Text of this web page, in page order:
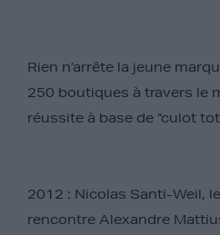
Rien n’arrête la jeune
250 boutiques à travers le
réussite à base de “culot
2012 : Nicolas Santi-Weil,
rencontre Alexandre